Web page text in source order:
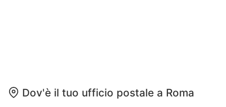
Dov'è il tuo ufficio postale a Roma